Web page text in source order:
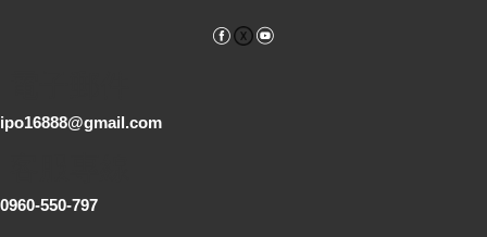
Facebook
ipo16888@gmail.com
0960-550-797